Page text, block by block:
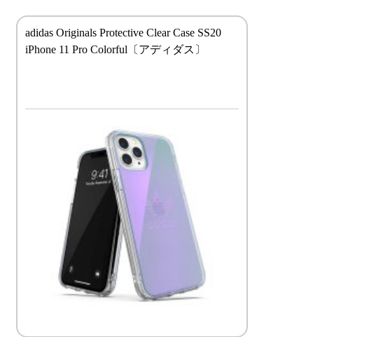
adidas Originals Protective Clear Case SS20
iPhone 11 Pro Colorful〔アディダス〕